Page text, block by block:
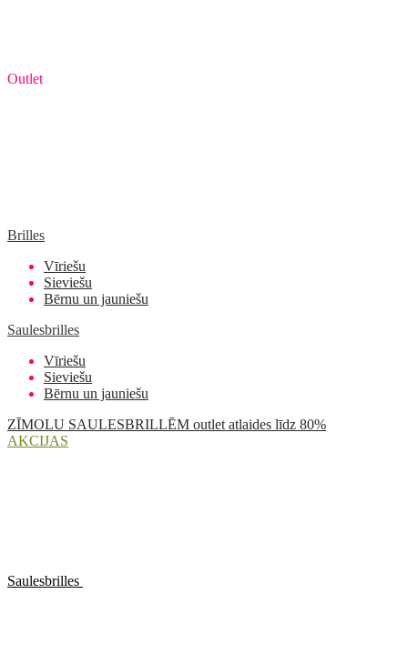
Outlet
Brilles
Vīriešu
Sieviešu
Bērnu un jauniešu
Saulesbrilles
Vīriešu
Sieviešu
Bērnu un jauniešu
ZĪMOLU SAULESBRILLĒM outlet atlaides līdz 80%
AKCIJAS
Saulesbrilles